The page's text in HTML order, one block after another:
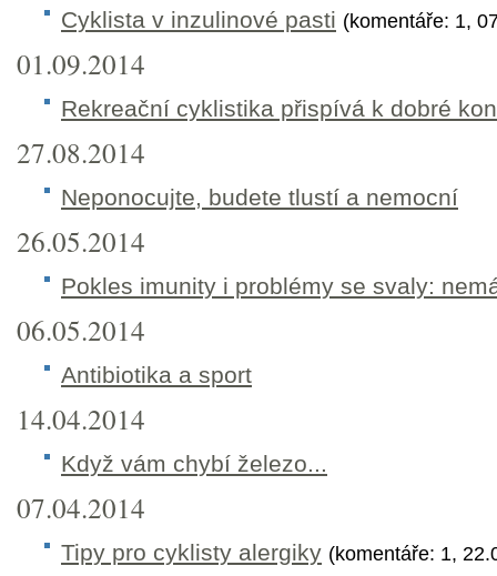
Cyklista v inzulinové pasti (komentáře: 1,
01.09.2014
Rekreační cyklistika přispívá k dobré
27.08.2014
Neponocujte, budete tlustí a nemocní
26.05.2014
Pokles imunity i problémy se svaly:
06.05.2014
Antibiotika a sport
14.04.2014
Když vám chybí železo...
07.04.2014
Tipy pro cyklisty alergiky (komentáře: 1,